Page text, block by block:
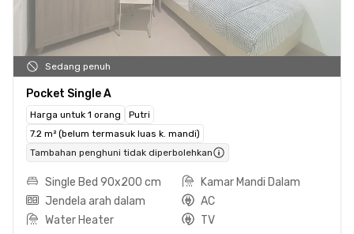
Sedang penuh
Pocket Single A
Harga untuk 1 orang
Putri
7.2 m² (belum termasuk luas k. mandi)
Tambahan penghuni tidak diperbolehkan
Single Bed 90x200 cm
Kamar Mandi Dalam
Jendela arah dalam
AC
Water Heater
TV